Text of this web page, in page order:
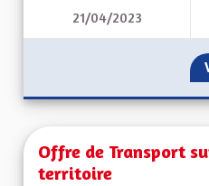
21/04/2023
Offre de Transport
territoire